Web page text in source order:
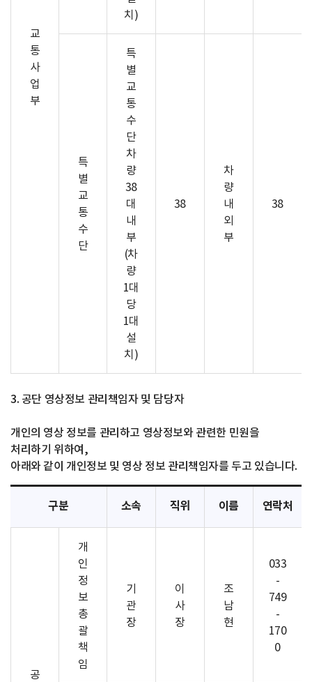
교
통
사
업
부
치)
특
별
교
통
수
단
특
별
교
통
수
단
차
량
38
대
내
부
(차
량
1대
당
1대
설
치)
38
차
량
내
외
부
38
3. 공단 영상정보 관리책임자 및 담당자
개인의 영상 정보를 관리하고 영상정보와 관련한 민원을
처리하기 위하여,
아래와 같이 개인정보 및 영상 정보 관리책임자를 두고 있습니다.
구분 소속 직위 이름 연락처
공
개
인
정
보
총
괄
책
임
기
관
장
이
사
장
조
남
현
033
-
749
-
170
0